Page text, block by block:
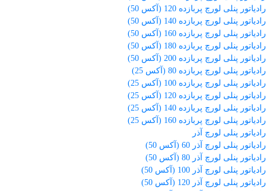
رادیاتور پنلی لورچ پربازده 120 (آکس 50)
رادیاتور پنلی لورچ پربازده 140 (آکس 50)
رادیاتور پنلی لورچ پربازده 160 (آکس 50)
رادیاتور پنلی لورچ پربازده 180 (آکس 50)
رادیاتور پنلی لورچ پربازده 200 (آکس 50)
رادیاتور پنلی لورچ پربازده 80 (آکس 25)
رادیاتور پنلی لورچ پربازده 100 (آکس 25)
رادیاتور پنلی لورچ پربازده 120 (آکس 25)
رادیاتور پنلی لورچ پربازده 140 (آکس 25)
رادیاتور پنلی لورچ پربازده 160 (آکس 25)
رادیاتور پنلی لورچ آذر
رادیاتور پنلی لورچ آذر 60 (آکس 50)
رادیاتور پنلی لورچ آذر 80 (آکس 50)
رادیاتور پنلی لورچ آذر 100 (آکس 50)
رادیاتور پنلی لورچ آذر 120 (آکس 50)